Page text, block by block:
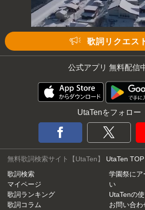
次の動画まで 3 キ
歌詞リクエス
公式アプリ 無料配信
UtaTenをフォロー
無料歌詞検索サイト【UtaTen】 UtaTen TOP
歌詞検索
マイページ
歌詞ランキング
歌詞コラム
学園祭にア
い
UtaTenの
お問い合わ